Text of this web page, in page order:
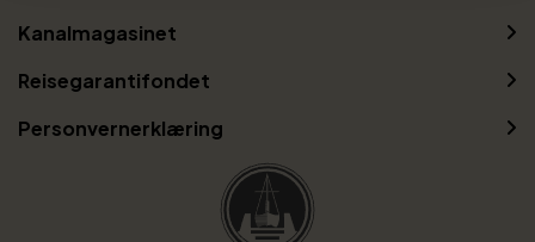
Kanalmagasinet
Reisegarantifondet
Personvernerklæring